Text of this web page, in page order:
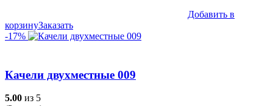
Добавить в
корзинуЗаказать
-17%
Качели двухместные 009
5.00 из 5